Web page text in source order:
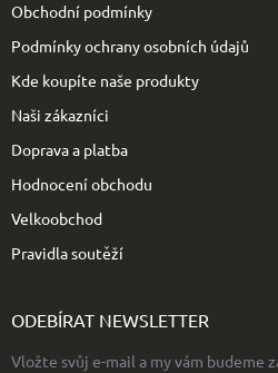
Obchodní podmínky
Podmínky ochrany osobních údajů
Kde koupíte naše produkty
Naši zákazníci
Doprava a platba
Hodnocení obchodu
Velkoobchod
Pravidla soutěží
ODEBÍRAT NEWSLETTER
Vložte svůj e-mail a my vám budeme